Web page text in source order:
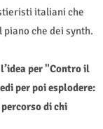
italiani che
piano che dei synth.
per "Contro il
per poi esplodere:
di chi